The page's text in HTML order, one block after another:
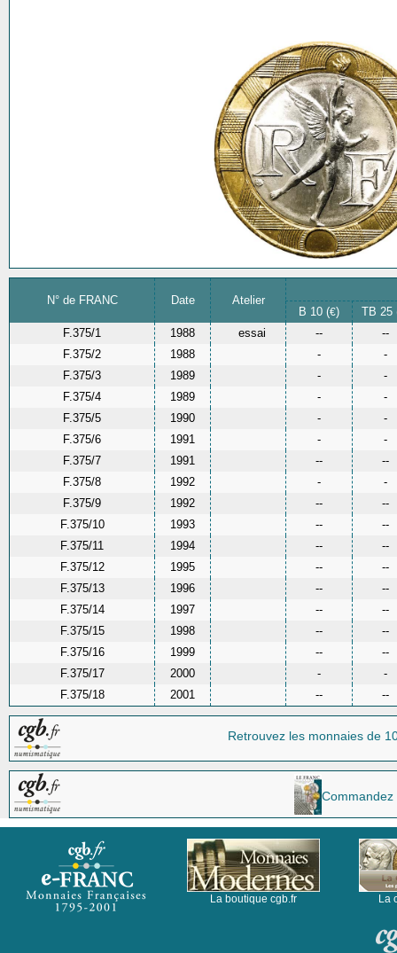
N° de FRANC Date
Atelier
B 10 (€)
TB 25
F.375/1
1988 essai --
--
F.375/2
1988 -
-
F.375/3
1989 -
-
F.375/4
1989 -
-
F.375/5
1990 -
-
F.375/6
1991 -
-
F.375/7
1991 --
--
F.375/8
1992 -
-
F.375/9
1992 --
--
F.375/10
1993 --
--
F.375/11
1994 --
--
F.375/12
1995 --
--
F.375/13
1996 --
--
F.375/14
1997 --
--
F.375/15
1998 --
--
F.375/16
1999 --
--
F.375/17
2000 -
-
F.375/18
2001 -- --
Retrouvez les monnaies de
La boutique cgb.fr La